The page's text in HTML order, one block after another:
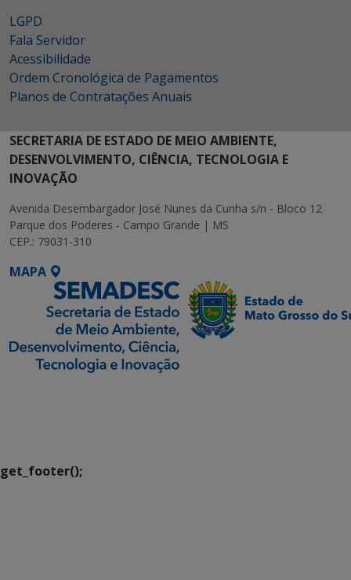
LGPD
Fala Servidor
Acessibilidade
Ordem Cronológica de Pagamentos
Planos de Contratações Anuais
SECRETARIA DE ESTADO DE MEIO AMBIENTE,
DESENVOLVIMENTO, CIÊNCIA, TECNOLOGIA E
INOVAÇÃO
Avenida Desembargador José Nunes da Cunha s/n - Bloco 12
Parque dos Poderes - Campo Grande | MS
CEP.: 79031-310
MAPA
get_footer();